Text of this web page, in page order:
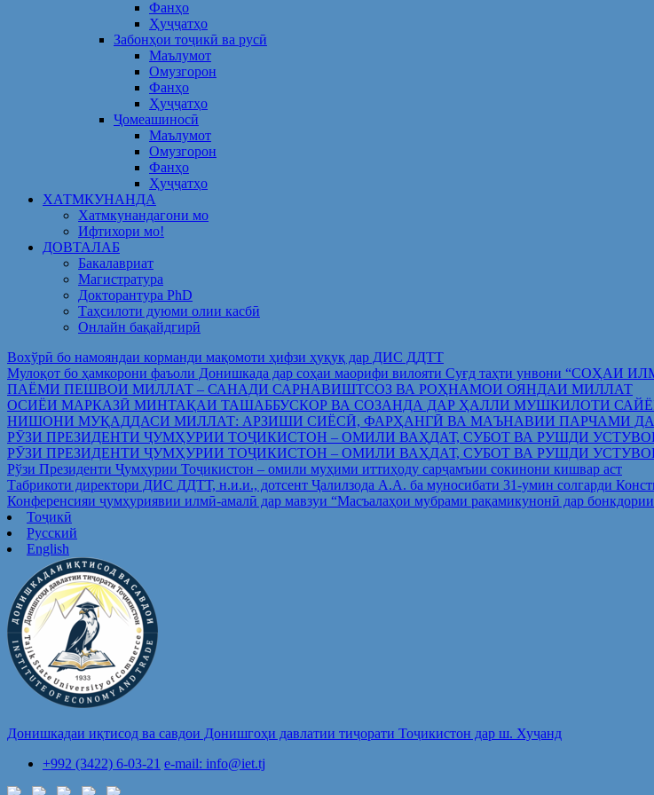
Фанҳо
Ҳуҷҷатҳо
Забонҳои тоҷикӣ ва русӣ
Маълумот
Омузгорон
Фанҳо
Ҳуҷҷатҳо
Ҷомеашиносӣ
Маълумот
Омузгорон
Фанҳо
Ҳуҷҷатҳо
ХАТМКУНАНДА
Хатмкунандагони мо
Ифтихори мо!
ДОВТАЛАБ
Бакалавриат
Магистратура
Докторантура PhD
Таҳсилоти дуюми олии касбӣ
Онлайн бақайдгирӣ
Вохўрӣ бо намояндаи корманди мақомоти ҳифзи ҳуқуқ дар ДИС ДДТТ
Мулоқот бо ҳамкорони фаъоли Донишкада дар соҳаи маорифи вилояти Суғд таҳти унвони
ПАЁМИ ПЕШВОИ МИЛЛАТ – САНАДИ САРНАВИШТСОЗ ВА РОҲНАМОИ ОЯНДАИ МИЛЛАТ
ОСИЁИ МАРКАЗӢ МИНТАҚАИ ТАШАББУСКОР ВА СОЗАНДА ДАР ҲАЛЛИ МУШКИЛОТИ
НИШОНИ МУҚАДДАСИ МИЛЛАТ: АРЗИШИ СИЁСӢ, ФАРҲАНГӢ ВА МАЪНАВИИ ПАРЧАМИ
РӮЗИ ПРЕЗИДЕНТИ ҶУМҲУРИИ ТОҶИКИСТОН – ОМИЛИ ВАҲДАТ, СУБОТ ВА РУШДИ
РӮЗИ ПРЕЗИДЕНТИ ҶУМҲУРИИ ТОҶИКИСТОН – ОМИЛИ ВАҲДАТ, СУБОТ ВА РУШДИ
Рўзи Президенти Ҷумҳурии Тоҷикистон – омили муҳими иттиҳоду сарҷамъии сокинони кишвар аст
Табрикоти директори ДИС ДДТТ, н.и.и., дотсент Ҷалилзода А.А. ба муносибати 31-умин солгарди
Конференсияи ҷумҳуриявии илмӣ-амалӣ дар мавзуи “Масъалаҳои мубрами рақамикунонӣ дар
Тоҷикӣ
Русский
English
Донишкадаи иқтисод ва савдои Донишгоҳи давлатии тиҷорати Тоҷикистон дар ш. Хуҷанд
+992 (3422) 6-03-21 e-mail: info@iet.tj